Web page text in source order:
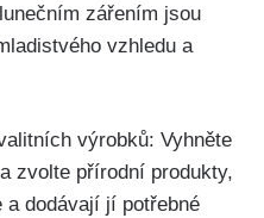
zářením jsou
vzhledu ​a
výrobků: Vyhněte
zvolte přírodní‌ produkty,‍
a dodávají⁣ jí potřebné